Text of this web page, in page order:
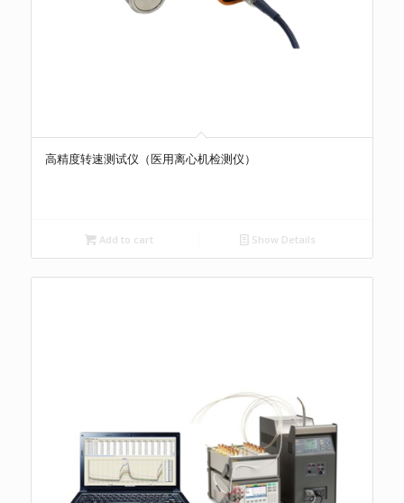
高精度转速测试仪（医用离心机检测仪）
Add to cart Show Details